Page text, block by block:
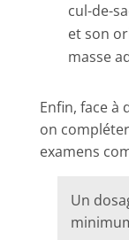
cul-de-
et son
masse
Enfin, face
on
examens
Un